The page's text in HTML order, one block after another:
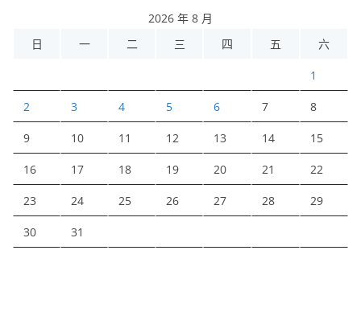
2026 年 8 月
日
一 二 三 四 五 六
1
2 3 4 5 6 7 8
9 10 11 12 13 14 15
16 17 18 19 20 21 22
23 24 25 26 27 28 29
30 31